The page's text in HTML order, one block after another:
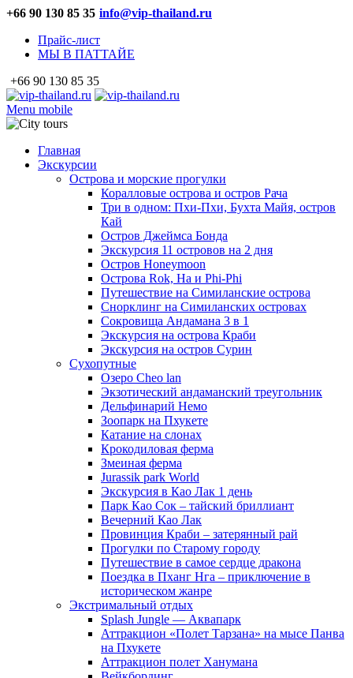
+66 90 130 85 35 info@vip-thailand.ru
Прайс-лист
МЫ В ПАТТАЙЕ
+66 90 130 85 35
Menu mobile
Главная
Экскурсии
Острова и морские прогулки
Коралловые острова и остров Рача
Три в одном: Пхи-Пхи, Бухта Майя, остров
Кай
Остров Джеймса Бонда
Экскурсия 11 островов на 2 дня
Остров Honeymoon
Острова Rok, Ha и Phi-Phi
Путешествие на Симиланские острова
Снорклинг на Симиланских островах
Сокровища Андамана 3 в 1
Экскурсия на острова Краби
Экскурсия на остров Сурин
Сухопутные
Озеро Cheo lan
Экзотический андаманский треугольник
Дельфинарий Немо
Зоопарк на Пхукете
Катание на слонах
Крокодиловая ферма
Змеиная ферма
Jurassik park World
Экскурсия в Као Лак 1 день
Парк Као Сок – тайский бриллиант
Вечерний Као Лак
Провинция Краби – затерянный рай
Прогулки по Старому городу
Путешествие в самое сердце дракона
Поездка в Пханг Нга – приключение в
историческом жанре
Экстримальный отдых
Splash Jungle — Аквапарк
Аттракцион «Полет Тарзана» на мысе Панва
на Пхукете
Аттракцион полет Ханумана